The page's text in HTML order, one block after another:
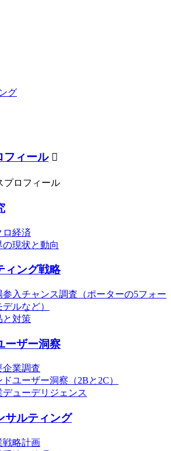
フィール 
プロフィール
ロ経済
の現状と動向
ィング戦略
参入チャンス調査（ポーターの5フォー
デルなど）
と対策
ーザー洞察
企業調査
ドユーザー洞察（2Bと2C）
デューデリジェンス
サルティング
戦略計画